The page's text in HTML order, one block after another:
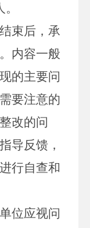
。
束后，承
内容一般
的主要问
要注意的
改的问
导反馈，
行自查和
单位应视问